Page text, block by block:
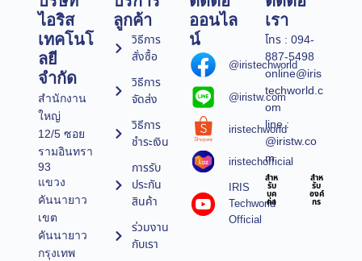
ไอริส
เทคโนโ
ลยี
จำกัด
สำนักงาน
ใหญ่
12/5 ซอย
รามอินทรา
93
แขวง
คันนายาว
เขต
คันนายาว
กรุงเทพ
ลูกค้า
วิธีการ
สั่งซื้อ
วิธีการ
จัดส่ง
วิธีการ
ชำระเงิน
การรับ
ประกัน
สินค้า
ร่วมงาน
กับเรา
ออนไล
น์
@iristechworld
@iristw.com
iristechworld
iristechofficial
IRIS
Techworld
Official
เรา
โทร : 094-
887-5498
online@iris
techworld.c
om
line :
@iristw.co
m
สำห
รับ
บุค
คล
สำห
รับ
องค์
กร